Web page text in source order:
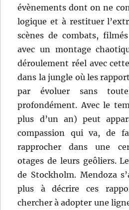
évènements dont on ne
logique et à restituer
scènes de combats,
avec un montage
déroulement réel avec
dans la jungle où les
par évoluer sans
profondément. Avec le
plus d’un an) peut
compassion qui va, de
rapprocher dans une
otages de leurs geôliers.
de Stockholm. Mendoza
plus à décrire ces
chercher à adopter une